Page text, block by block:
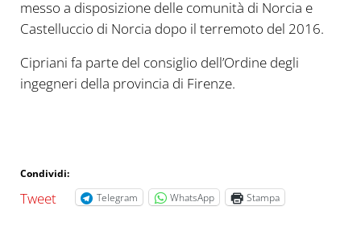
messo a disposizione delle comunità di Norcia e
Castelluccio di Norcia dopo il terremoto del 2016.
Cipriani fa parte del consiglio dell’Ordine degli
ingegneri della provincia di Firenze.
Condividi:
Tweet Telegram WhatsApp Stampa